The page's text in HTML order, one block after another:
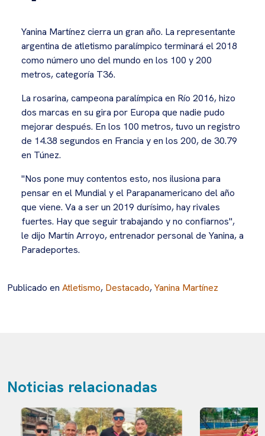
Yanina Martínez cierra un gran año. La representante
argentina de atletismo paralímpico terminará el 2018
como número uno del mundo en los 100 y 200
metros, categoría T36.
La rosarina, campeona paralímpica en Río 2016, hizo
dos marcas en su gira por Europa que nadie pudo
mejorar después. En los 100 metros, tuvo un registro
de 14.38 segundos en Francia y en los 200, de 30.79
en Túnez.
"Nos pone muy contentos esto, nos ilusiona para
pensar en el Mundial y el Parapanamericano del año
que viene. Va a ser un 2019 durísimo, hay rivales
fuertes. Hay que seguir trabajando y no confiarnos",
le dijo Martín Arroyo, entrenador personal de Yanina, a
Paradeportes.
Publicado en Atletismo, Destacado,Yanina Martínez
Noticias relacionadas